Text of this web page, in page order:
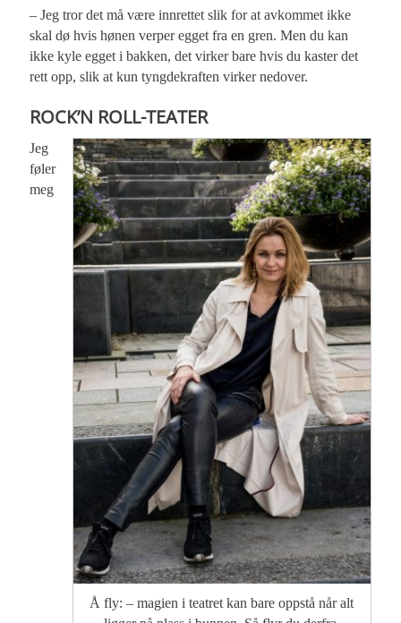
– Jeg tror det må være innrettet slik for at avkommet ikke
skal dø hvis hønen verper egget fra en gren. Men du kan
ikke kyle egget i bakken, det virker bare hvis du kaster det
rett opp, slik at kun tyngdekraften virker nedover.
ROCK’N ROLL-TEATER
Å fly: – magien i teatret kan bare oppstå når alt
Jeg
føler
meg